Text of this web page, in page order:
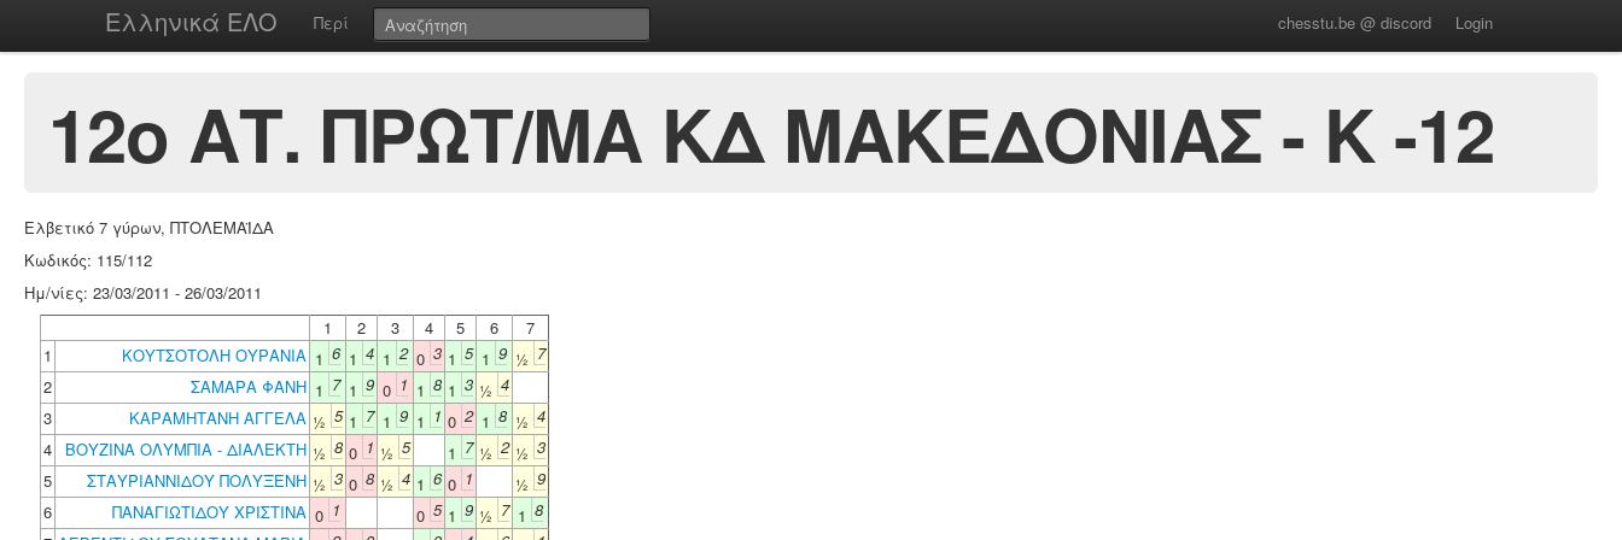
Ελληνικά ΕΛΟ Περί chesstu.be @ discord Login
12ο ΑΤ. ΠΡΩΤ/ΜΑ ΚΔ ΜΑΚΕΔΟΝΙΑΣ - Κ -12
Ελβετικό 7 γύρων, ΠΤΟΛΕΜΑΪΔΑ
Κωδικός: 115/112
Ημ/νίες: 23/03/2011 - 26/03/2011
1
2 3 4 5 6
7
1
ΚΟΥΤΣΟΤΟΛΗ ΟΥΡΑΝΙΑ 1 6 1 4 1 2 0 3 1 5 1 9 ½ 7
2
ΣΑΜΑΡΑ ΦΑΝΗ 1 7 1 9 0 1 1 8 1 3 ½ 4
3
ΚΑΡΑΜΗΤΑΝΗ ΑΓΓΕΛΑ ½ 5 1 7 1 9 1 1 0 2 1 8 ½ 4
4
ΒΟΥΖΙΝΑ ΟΛΥΜΠΙΑ - ΔΙΑΛΕΚΤΗ ½ 8 0 1 ½ 5 1 7 ½ 2 ½ 3
5
ΣΤΑΥΡΙΑΝΝΙΔΟΥ ΠΟΛΥΞΕΝΗ ½ 3 0 8 ½ 4 1 6 0 1 ½ 9
6
ΠΑΝΑΓΙΩΤΙΔΟΥ ΧΡΙΣΤΙΝΑ 0 1 0 5 1 9 ½ 7 1 8